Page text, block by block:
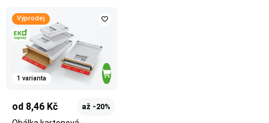
Výprodej
1 varianta
od 8,46 Kč až -20%